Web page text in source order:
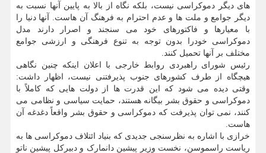
های دیگر دموکراسی نیست، بلکه نگاه از بالا به پایین آنها نسبت به
دیگر جوامع و ملت ها و عدم احترام به فرهنگ آن هاست. آنها دنیا را
با معیارها و فاکتورهای خود می سنجند و اصرار دارند مدل
دموکراسی خودرا بدون توجه به تنوع فرهنگی و ارزشی جوامع
مختلف بر آنها تحمیل کنند.
رئیس شورای راهبردی روابط خارجی با اعلان اینکه چنین نگاهی
هیچگاه از طرف کشورهای جنوب پذیرفتنی نیست، اظهار داشت:
وقتی دیده می شود که این قدرت ها از دولت هایی که کاملاً با
دموکراسی و حقوق بشر بیگانه هستند، حمایت سیاسی و نظامی می
کنند، نمی توان پذیرفت که دموکراسی و حقوق بشر واقعاً دغدغه آن
هاست.
خرازی با اشاره به نظرسنجی جدیدی که بنیاد ائتلاف دموکراسی ها به
ریاست راسموسن، نخست وزیر پیشین دانمارک و دبیرکل پیشین ناتو